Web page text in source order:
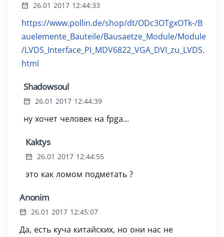
26.01 2017 12:44:33
https://www.pollin.de/shop/dt/ODc3OTgxOTk-/B
auelemente_Bauteile/Bausaetze_Module/Module
/LVDS_Interface_PI_MDV6822_VGA_DVI_zu_LVDS.
html
Shadowsoul
26.01 2017 12:44:39
ну хочет человек на fpga...
Kaktys
26.01 2017 12:44:55
это как ломом подметать ?
Anonim
26.01 2017 12:45:07
Да, есть куча китайских, но они нас не